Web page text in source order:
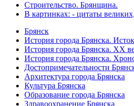
Строительство. Брянщина.
В картинках: - цитаты
Брянск
История города Брянска.
История города Брянска. XX
История города Брянска.
Достопримечательности
Архитектура города Брянска
Культура Брянска
Образование города Брянска
Здравоохранение Брянска